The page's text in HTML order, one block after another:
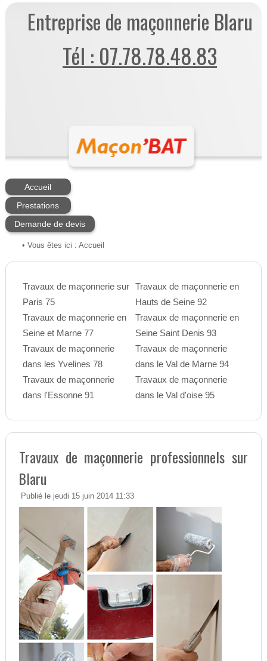
Entreprise de maçonnerie Blaru
Tél : 07.78.78.48.83
Accueil
Prestations
Demande de devis
• Vous êtes ici : Accueil
Travaux de maçonnerie sur
Paris 75
Travaux de maçonnerie en
Seine et Marne 77
Travaux de maçonnerie
dans les Yvelines 78
Travaux de maçonnerie
dans l'Essonne 91
Travaux de maçonnerie en
Hauts de Seine 92
Travaux de maçonnerie en
Seine Saint Denis 93
Travaux de maçonnerie
dans le Val de Marne 94
Travaux de maçonnerie
dans le Val d'oise 95
Travaux de maçonnerie professionnels sur
Blaru
Publié le jeudi 15 juin 2014 11:33